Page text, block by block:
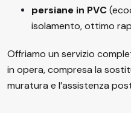
persiane in PVC
isolamento, ottimo
Offriamo un servizio
in opera, compresa la
muratura e l’assistenza